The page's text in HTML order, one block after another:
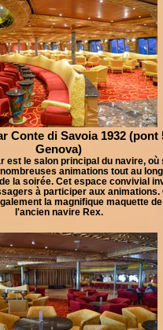
Conte di Savoia 1932 (pont
Genova)
est le salon principal du navire, où
animations tout au
la soirée. Cet espace convivial
à participer aux animations.
la magnifique maquette de
l'ancien navire Rex.